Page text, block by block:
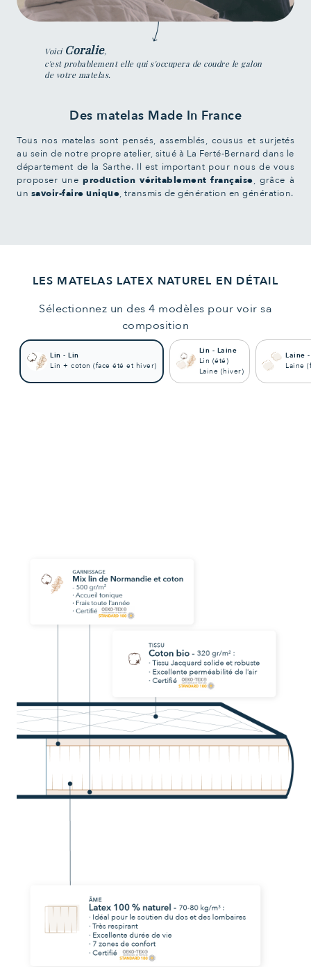
Voici Coralie,
c'est probablement elle qui s'occupera de coudre le galon
de votre matelas.
Des matelas Made In France
Tous nos matelas sont pensés, assemblés, cousus et surjetés
au sein de notre propre atelier, situé à La Ferté-Bernard dans le
département de la Sarthe. Il est important pour nous de vous
proposer uneproduction véritablement française, grâce à
un savoir-faire unique, transmis de génération en génération.
LES MATELAS LATEX NATUREL EN DÉTAIL
Sélectionnez un des 4 modèles pour voir sa
composition
Lin - Lin
Lin + coton (face été et hiver)
Lin - Laine
Lin (été)
Laine (hiver)
Laine
Laine